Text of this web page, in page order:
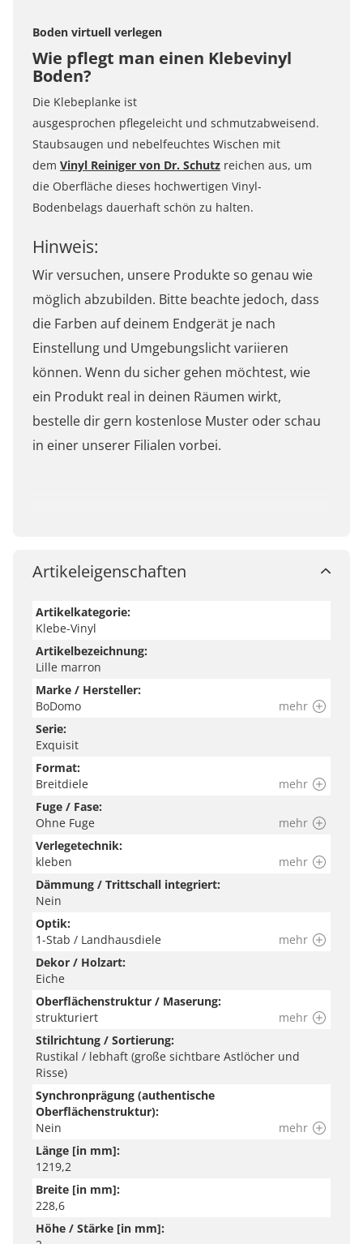
Boden virtuell verlegen
Wie pflegt man einen Klebevinyl
Boden?
Die Klebeplanke ist
ausgesprochen pflegeleicht und schmutzabweisend.
Staubsaugen und nebelfeuchtes Wischen mit
dem Vinyl Reiniger von Dr. Schutz reichen aus, um
die Oberfläche dieses hochwertigen Vinyl-
Bodenbelags dauerhaft schön zu halten.
Hinweis:
Wir versuchen, unsere Produkte so genau wie
möglich abzubilden. Bitte beachte jedoch, dass
die Farben auf deinem Endgerät je nach
Einstellung und Umgebungslicht variieren
können. Wenn du sicher gehen möchtest, wie
ein Produkt real in deinen Räumen wirkt,
bestelle dir gern kostenlose Muster oder schau
in einer unserer Filialen vorbei.
Artikeleigenschaften
Artikelkategorie:
Klebe-Vinyl
Artikelbezeichnung:
Lille marron
Marke / Hersteller:
BoDomo
mehr
Serie:
Exquisit
Format:
Breitdiele
mehr
Fuge / Fase:
Ohne Fuge
mehr
Verlegetechnik:
kleben
mehr
Dämmung / Trittschall integriert:
Nein
Optik:
1-Stab / Landhausdiele
mehr
Dekor / Holzart:
Eiche
Oberflächenstruktur / Maserung:
strukturiert
mehr
Stilrichtung / Sortierung:
Rustikal / lebhaft (große sichtbare Astlöcher und
Risse)
Synchronprägung (authentische
Oberflächenstruktur):
Nein
mehr
Länge [in mm]:
1219,2
Breite [in mm]:
228,6
Höhe / Stärke [in mm]: